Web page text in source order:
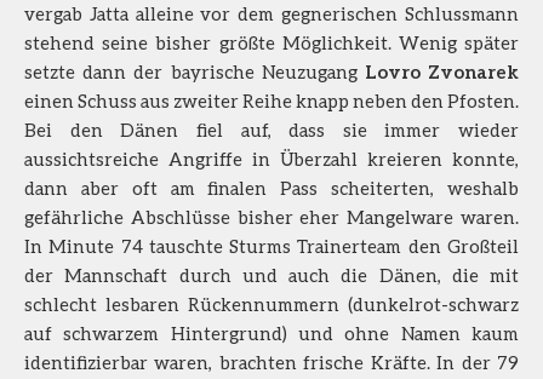
vergab Jatta alleine vor dem gegnerischen Schlussmann
stehend seine bisher größte Möglichkeit. Wenig später
setzte dann der bayrische Neuzugang Lovro Zvonarek
einen Schuss aus zweiter Reihe knapp neben den Pfosten.
Bei den Dänen fiel auf, dass sie immer wieder
aussichtsreiche Angriffe in Überzahl kreieren konnte,
dann aber oft am finalen Pass scheiterten, weshalb
gefährliche Abschlüsse bisher eher Mangelware waren.
In Minute 74 tauschte Sturms Trainerteam den Großteil
der Mannschaft durch und auch die Dänen, die mit
schlecht lesbaren Rückennummern (dunkelrot-schwarz
auf schwarzem Hintergrund) und ohne Namen kaum
identifizierbar waren, brachten frische Kräfte. In der 79